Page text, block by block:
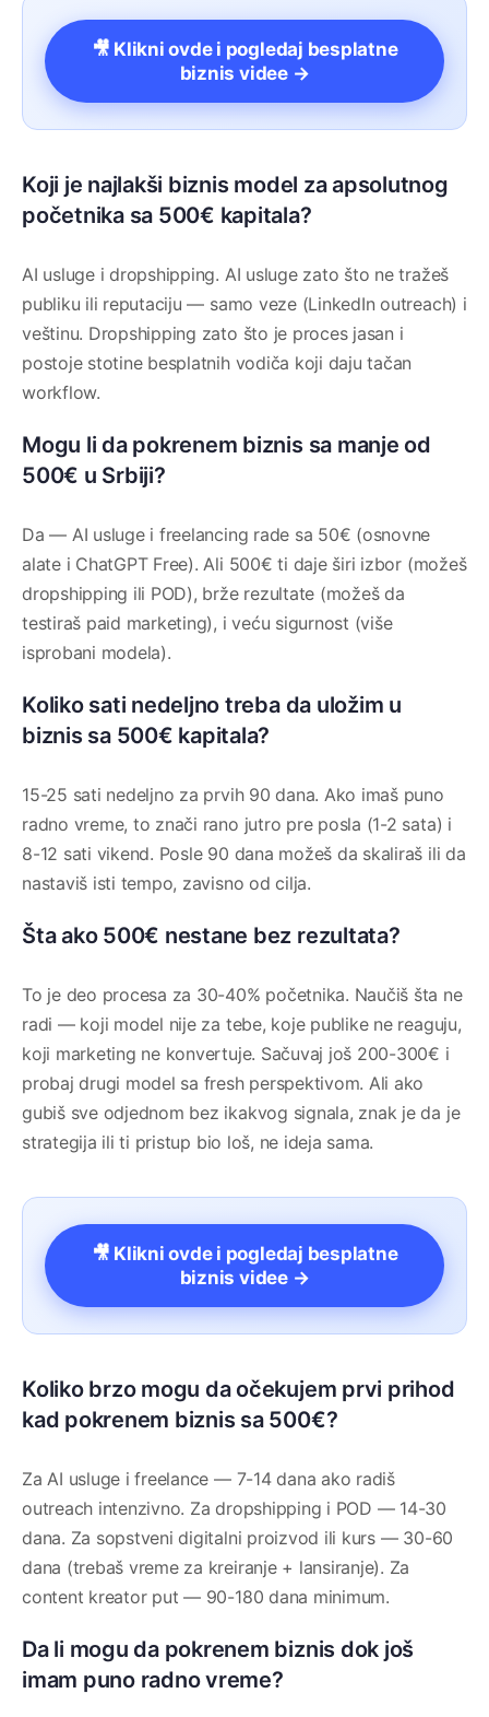
🎥 Klikni ovde i pogledaj besplatne
biznis videe →
Koji je najlakši biznis model za apsolutnog
početnika sa 500€ kapitala?
AI usluge i dropshipping. AI usluge zato što ne tražeš
publiku ili reputaciju — samo veze (LinkedIn outreach) i
veštinu. Dropshipping zato što je proces jasan i
postoje stotine besplatnih vodiča koji daju tačan
workflow.
Mogu li da pokrenem biznis sa manje od
500€ u Srbiji?
Da — AI usluge i freelancing rade sa 50€ (osnovne
alate i ChatGPT Free). Ali 500€ ti daje širi izbor (možeš
dropshipping ili POD), brže rezultate (možeš da
testiraš paid marketing), i veću sigurnost (više
isprobani modela).
Koliko sati nedeljno treba da uložim u
biznis sa 500€ kapitala?
15-25 sati nedeljno za prvih 90 dana. Ako imaš puno
radno vreme, to znači rano jutro pre posla (1-2 sata) i
8-12 sati vikend. Posle 90 dana možeš da skaliraš ili da
nastaviš isti tempo, zavisno od cilja.
Šta ako 500€ nestane bez rezultata?
To je deo procesa za 30-40% početnika. Naučiš šta ne
radi — koji model nije za tebe, koje publike ne reaguju,
koji marketing ne konvertuje. Sačuvaj još 200-300€ i
probaj drugi model sa fresh perspektivom. Ali ako
gubiš sve odjednom bez ikakvog signala, znak je da je
strategija ili ti pristup bio loš, ne ideja sama.
🎥 Klikni ovde i pogledaj besplatne
biznis videe →
Koliko brzo mogu da očekujem prvi prihod
kad pokrenem biznis sa 500€?
Za AI usluge i freelance — 7-14 dana ako radiš
outreach intenzivno. Za dropshipping i POD — 14-30
dana. Za sopstveni digitalni proizvod ili kurs — 30-60
dana (trebaš vreme za kreiranje + lansiranje). Za
content kreator put — 90-180 dana minimum.
Da li mogu da pokrenem biznis dok još
imam puno radno vreme?